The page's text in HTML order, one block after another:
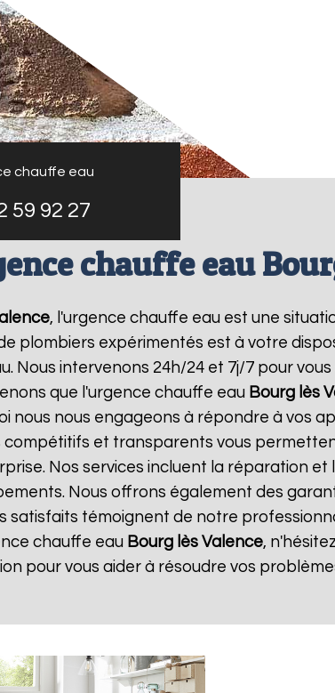
chauffe eau
59 92 27
chauffe eau
, l'urgence chauffe eau est une
plombiers expérimentés est à votre
Nous intervenons 24h/24 et 7j/7 pour
que l'urgence chauffe eau Bourg lès
nous nous engageons à répondre à vos
compétitifs et transparents vous
Nos services incluent la réparation
Nous offrons également des
satisfaits témoignent de notre
chauffe eau Bourg lès Valence,
pour vous aider à résoudre vos